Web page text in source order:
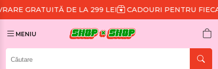
DE LA 299 LEI CADOURI PENTRU FIECARE
MENIU